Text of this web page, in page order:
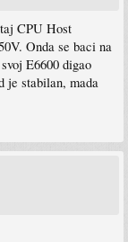
CPU Host
Onda se baci na
E6600 digao
je stabilan, mada